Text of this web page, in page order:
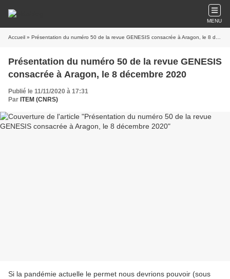
MENU
Accueil » Présentation du numéro 50 de la revue GENESIS consacrée à Aragon, le 8 décembre 2020
Présentation du numéro 50 de la revue GENESIS
consacrée à Aragon, le 8 décembre 2020
Publié le 11/11/2020 à 17:31
Par ITEM (CNRS)
Si la pandémie actuelle le permet nous devrions pouvoir (sous